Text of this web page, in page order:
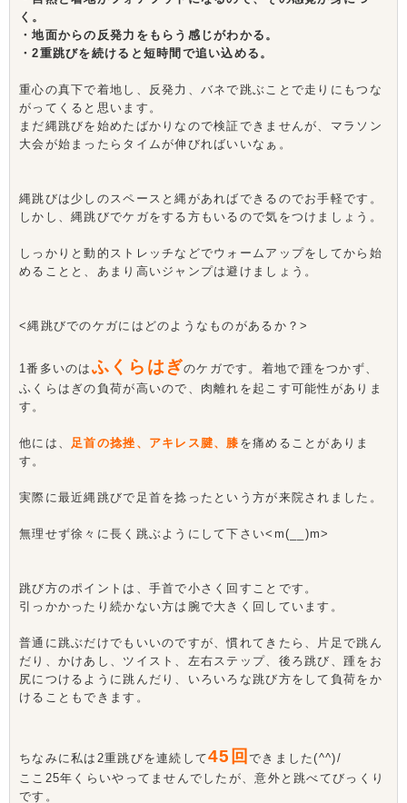
く。
・地面からの反発力をもらう感じがわかる。
・2重跳びを続けると短時間で追い込める。
重心の真下で着地し、反発力、バネで跳ぶことで走りにもつな
がってくると思います。
まだ縄跳びを始めたばかりなので検証できませんが、マラソン
大会が始まったらタイムが伸びればいいなぁ。
縄跳びは少しのスペースと縄があればできるのでお手軽です。
しかし、縄跳びでケガをする方もいるので気をつけましょう。
しっかりと動的ストレッチなどでウォームアップをしてから始
めることと、あまり高いジャンプは避けましょう。
<縄跳びでのケガにはどのようなものがあるか？>
1番多いのは ふくらはぎのケガです。着地で踵をつかず、
ふくらはぎの負荷が高いので、肉離れを起こす可能性がありま
す。
他には、 足首の捻挫、アキレス腱、膝 を痛めることがありま
す。
実際に最近縄跳びで足首を捻ったという方が来院されました。
無理せず徐々に長く跳ぶようにして下さい<m(__)m>
跳び方のポイントは、手首で小さく回すことです。
引っかかったり続かない方は腕で大きく回しています。
普通に跳ぶだけでもいいのですが、慣れてきたら、片足で跳ん
だり、かけあし、ツイスト、左右ステップ、後ろ跳び、踵をお
尻につけるように跳んだり、いろいろな跳び方をして負荷をか
けることもできます。
ちなみに私は2重跳びを連続して45回できました(^^)/
ここ25年くらいやってませんでしたが、意外と跳べてびっくり
です。